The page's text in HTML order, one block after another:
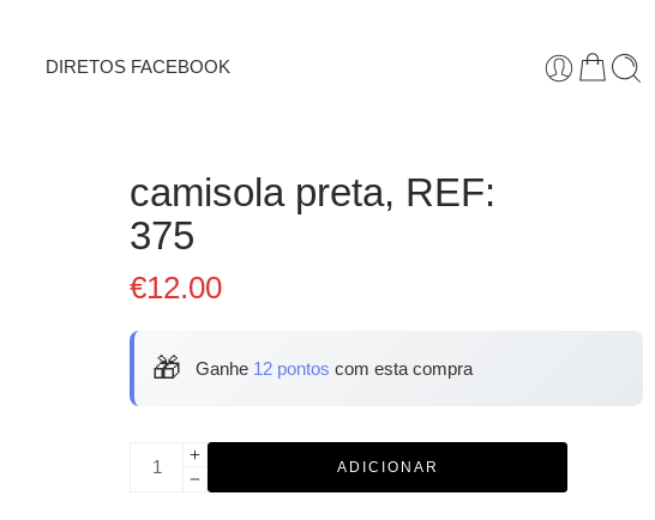
DIRETOS FACEBOOK
camisola preta, REF:
375
€12.00
🎁 Ganhe 12 pontos com esta compra
ADICIONAR